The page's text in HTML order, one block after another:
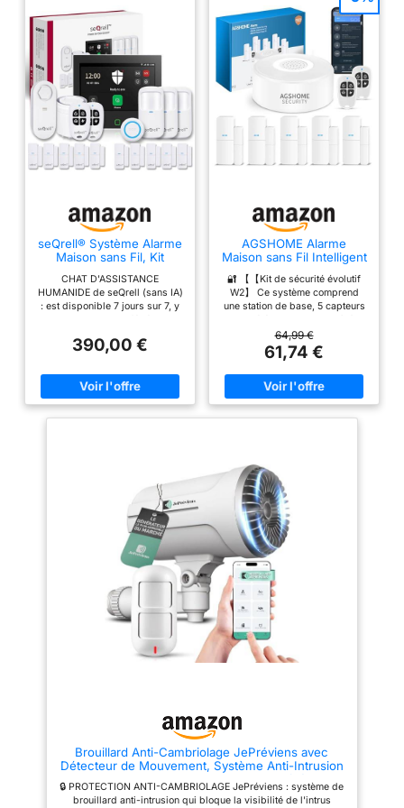
seQrell® Système Alarme
Maison sans Fil, Kit
et GSM 4G avec Écran
Tactile 7", Batterie 5000
mAh, Tuya Smart Life
Fuite d'eau SQ7024B
CHAT D'ASSISTANCE
HUMANIDE de seQrell (sans IA)
: est disponible 7 jours sur 7, y
castillan, italien, néerlandais et
MAXIMALE : Notre système
d'alarme seQrell SQ7024B
protège votre maison de
alarme reste toujours active -
pour une protection maximale à
toute heure. ENSEMBLE
COMPLET D'ALARME : Notre kit
de 19 pièces comprend un
module principal avec écran de
7 pouces et fonction anti-
empreinte digitale, 10x
Capteurs de portes et fenêtres,
3x détecteurs de mouvement
PIR, 1x capteur de fuite d'eau, 1x
télécommandes, 1x câble USB,
2x adaptateurs secteur,
maison, l'appartement et le
bureau et l'entrepôt. Ajoutez des
capteurs et des dispositifs de
contrôle pour le système de
maison intelligente. INCLUT LE
390,00 €
AGSHOME Alarme
Maison sans Fil Intelligent
WiFi - Alarme de Porte, 1
Alarme avec Sirène, 5
Capteurs de Fenêtre et
de Porte, 2
Compatible avec Alexa,
Google Assistant
🔐 【【Kit de sécurité évolutif
W2】 Ce système comprend
une station de base, 5 capteurs
l'emploi. Sa structure modulaire
permet une extension flexible :
il peut accueillir jusqu'à 20
capteurs (porte/fenêtre,
mouvement infrarouge), un
maximum de 5 télécommandes
entièrement personnalisable. 🔐
[Mini station de base] La station
de base est une alarme maison
domestique très compacte et
facile à utiliser. Il est
recommandé que le système
soit toujours alimenté par le
secteur. La batterie de secours
intégrée peut fonctionner
jusqu'à 8 heures, mais ne doit
être utilisée qu'en cas de panne
de courant. 🔐【 2
télécommandes 】L'alarme
maison sans fil peut être
contrôlée à distance à l'aide de
distance de moins de 15 mètres.
(inclus), vous pouvez fixer la
télécommande d'alarme
n'importe quelle position et la
64,99 €
61,74 €
Brouillard Anti-Cambriolage JePréviens avec
Détecteur de Mouvement, Système Anti-Intrusion
Couvre jusqu'à 100 m³
🔒 PROTECTION ANTI-CAMBRIOLAGE JePréviens : système de
brouillard anti-intrusion qui bloque la visibilité de l'intrus